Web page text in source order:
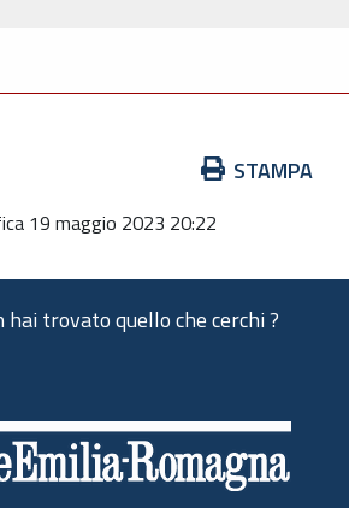
STAMPA
19 maggio 2023 20:22
hai trovato quello che cerchi ?